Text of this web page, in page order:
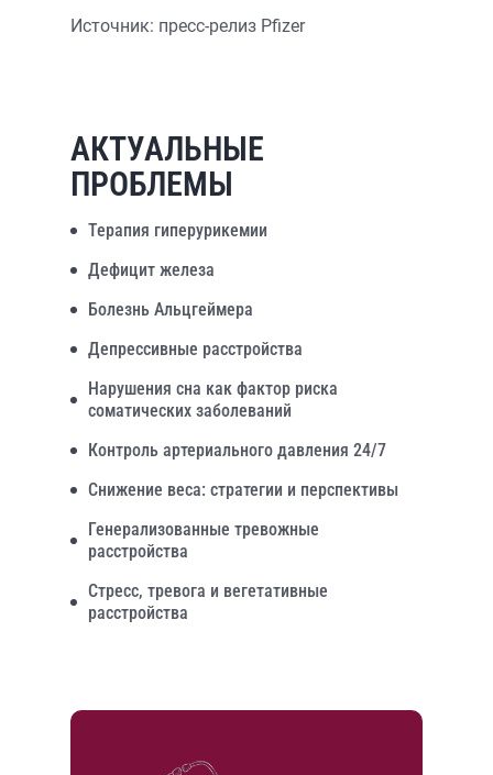
Источник: пресс-релиз Pfizer
АКТУАЛЬНЫЕ
ПРОБЛЕМЫ
Терапия гиперурикемии
Дефицит железа
Болезнь Альцгеймера
Депрессивные расстройства
Нарушения сна как фактор риска
соматических заболеваний
Контроль артериального давления 24/7
Снижение веса: стратегии и перспективы
Генерализованные тревожные
расстройства
Стресс, тревога и вегетативные
расстройства